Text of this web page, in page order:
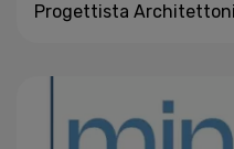
Progettista